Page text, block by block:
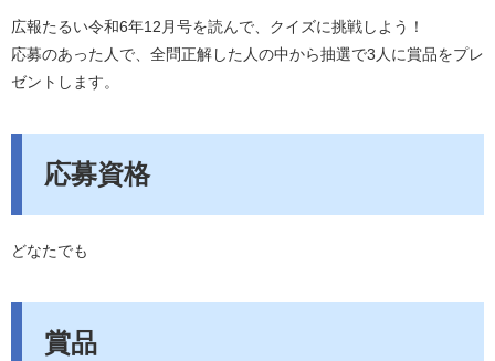
広報たるい令和6年12月号を読んで、クイズに挑戦しよう！
応募のあった人で、全問正解した人の中から抽選で3人に賞品をプレ
ゼントします。
応募資格
どなたでも
賞品